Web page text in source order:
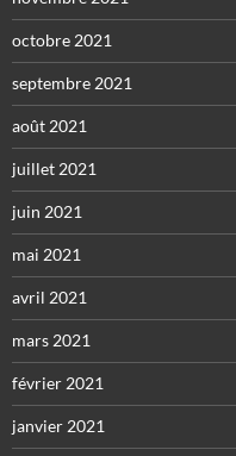
octobre 2021
septembre 2021
août 2021
juillet 2021
juin 2021
mai 2021
avril 2021
mars 2021
février 2021
janvier 2021